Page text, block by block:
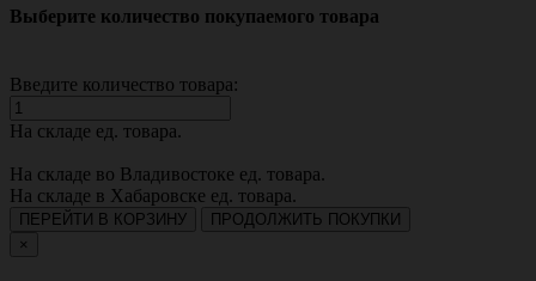
Выберите количество покупаемого товара
Введите количество товара:
На складе ед. товара.
На складе во Владивостоке ед. товара.
На складе в Хабаровске ед. товара.
ПЕРЕЙТИ В КОРЗИНУ
ПРОДОЛЖИТЬ ПОКУПКИ
×